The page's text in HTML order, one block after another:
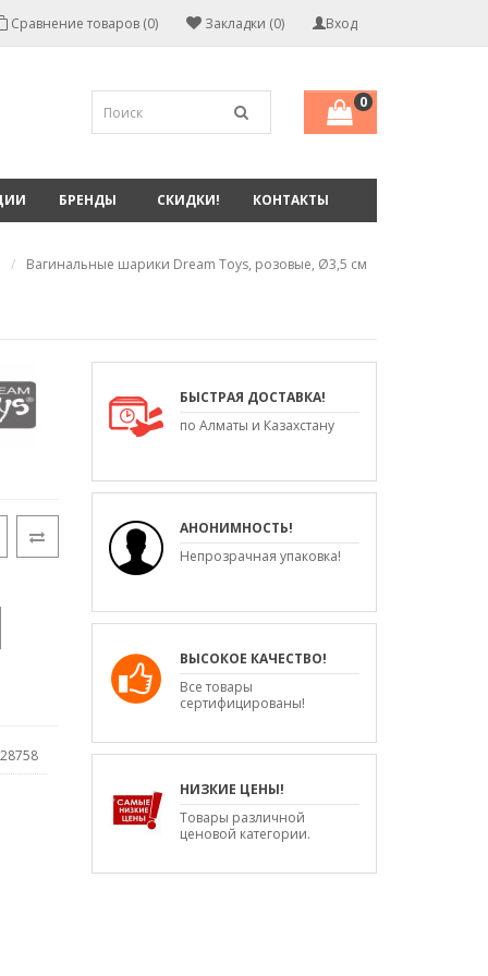
Вход
Закладки (0)
Сравнение товаров (0)
0
БРЕНДЫ СКИДКИ! КОНТАКТЫ
Вагинальные шарики Dream Toys, розовые, Ø3,5 см
БЫСТРАЯ ДОСТАВКА!
по Алматы и Казахстану
АНОНИМНОСТЬ!
Непрозрачная упаковка!
ВЫСОКОЕ КАЧЕСТВО!
Все товары
сертифицированы!
НИЗКИЕ ЦЕНЫ!
Товары различной
ценовой категории.